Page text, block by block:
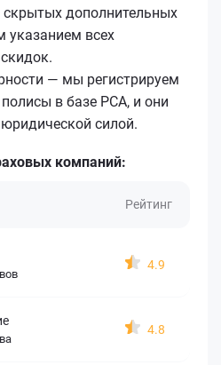
скрытых дополнительных
указанием всех
— мы регистрируем
в базе РСА, и они
силой.
компаний:
Рейтинг
4.9
4.8